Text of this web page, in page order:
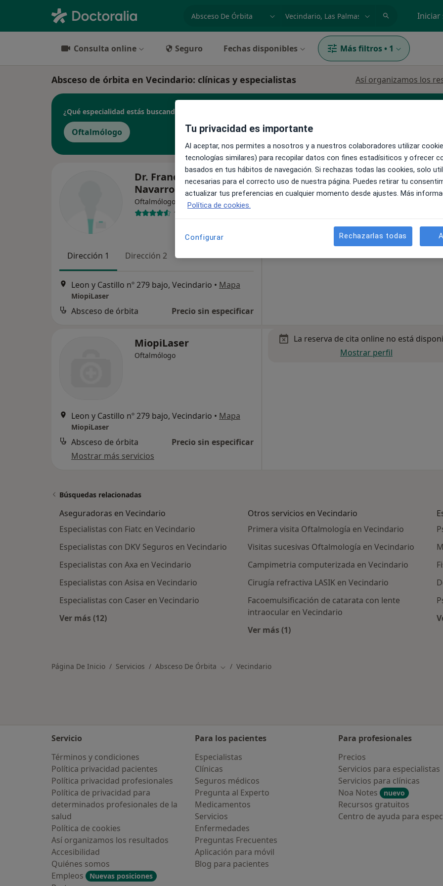
especialidad, enfermedad o nombre Iniciar
Consulta online Seguro Fechas disponibles Más filtros • 1
Absceso de órbita en Vecindario: clínicas y especialistas Así organizamos los
¿Qué especialidad estás buscando?
Oftalmólogo
Dr. Francisco Santana
Navarro
Oftalmólogo
10 opiniones
Dirección 1 Dirección 2
Leon y Castillo nº 279 bajo, Vecindario • Mapa
MiopiLaser
Absceso de órbita Precio sin especificar
La reserva de cita online no está
Pedir una cita
MiopiLaser
Oftalmólogo
Leon y Castillo nº 279 bajo, Vecindario • Mapa
MiopiLaser
Absceso de órbita
Precio sin especificar
Mostrar más servicios
La reserva de cita online no está
Mostrar perfil
Búsquedas relacionadas
Aseguradoras en Vecindario
Especialistas con Fiatc en Vecindario
Especialistas con DKV Seguros en Vecindario
Especialistas con Axa en Vecindario
Especialistas con Asisa en Vecindario
Especialistas con Caser en Vecindario
Ver más (12)
Más en esta categoría: Aseguradoras en Vecindario
Otros servicios en Vecindario
Primera visita Oftalmología en Vecindario
Visitas sucesivas Oftalmología en Vecindario
Campimetria computerizada en Vecindario
Cirugía refractiva LASIK en Vecindario
Facoemulsificación de catarata con lente
intraocular en Vecindario
Ver más (1)
Página De Inicio Servicios Absceso De Órbita Cambiar de ciudad
Vecindario
Servicio
Términos y condiciones
Política privacidad pacientes
Política privacidad profesionales
Política de privacidad para
determinados profesionales de la
salud
Política de cookies
Así organizamos los resultados
Accesibilidad
Quiénes somos
Empleos
Nuevas posiciones
Para los pacientes
Especialistas
Clínicas
Seguros médicos
Pregunta al Experto
Medicamentos
Servicios
Enfermedades
Preguntas Frecuentes
Aplicación para móvil
Blog para pacientes
Para profesionales
Precios
Servicios para especialistas
Servicios para clínicas
Noa Notes
nuevo
Recursos gratuitos
Centro de ayuda para
Tu privacidad es importante
Al aceptar, nos permites a nosotros y a nuestros colaboradores utilizar
tecnologías similares) para recopilar datos con fines estadísiticos y ofrecer
basados en tus hábitos de navegación. Si rechazas todas las cookies, solo
necesarias para el correcto uso de nuestra página. Puedes retirar tu
actualizar tus preferencias en cualquier momento desde ajustes. Más
Política de cookies.
Configurar Rechazarlas todas